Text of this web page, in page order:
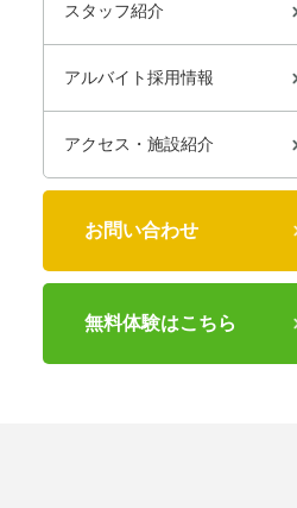
スタッフ紹介
アルバイト採用情報
アクセス・施設紹介
お問い合わせ
無料体験はこちら